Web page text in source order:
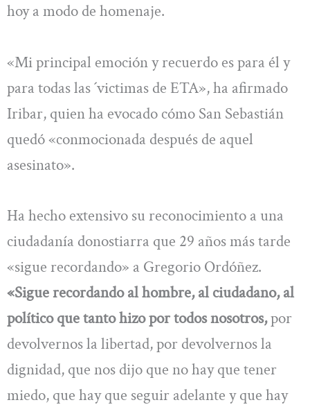
hoy a modo de homenaje.
«Mi principal emoción y recuerdo es para él y
para todas las ´victimas de ETA», ha afirmado
Iribar, quien ha evocado cómo San Sebastián
quedó «conmocionada después de aquel
asesinato».
Ha hecho extensivo su reconocimiento a una
ciudadanía donostiarra que 29 años más tarde
«sigue recordando» a Gregorio Ordóñez.
«Sigue recordando al hombre, al ciudadano, al
político que tanto hizo por todos nosotros,por
devolvernos la libertad, por devolvernos la
dignidad, que nos dijo que no hay que tener
miedo, que hay que seguir adelante y que hay